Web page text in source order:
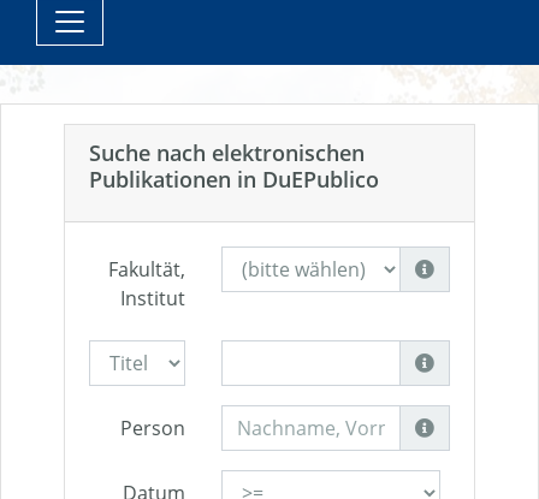
Suche nach elektronischen
Publikationen in DuEPublico
Fakultät,
Institut
Person
Datum